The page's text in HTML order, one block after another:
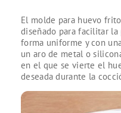
El molde para huevo
diseñado para facilitar
forma uniforme y con
un aro de metal o
en el que se vierte el
deseada durante la